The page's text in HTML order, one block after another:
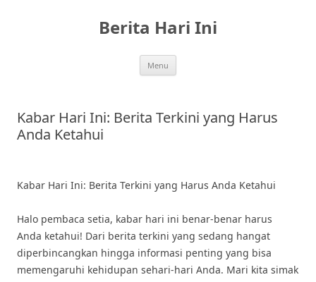
Berita Hari Ini
Menu
Kabar Hari Ini: Berita Terkini yang Harus
Anda Ketahui
Kabar Hari Ini: Berita Terkini yang Harus Anda Ketahui
Halo pembaca setia, kabar hari ini benar-benar harus
Anda ketahui! Dari berita terkini yang sedang hangat
diperbincangkan hingga informasi penting yang bisa
memengaruhi kehidupan sehari-hari Anda. Mari kita simak